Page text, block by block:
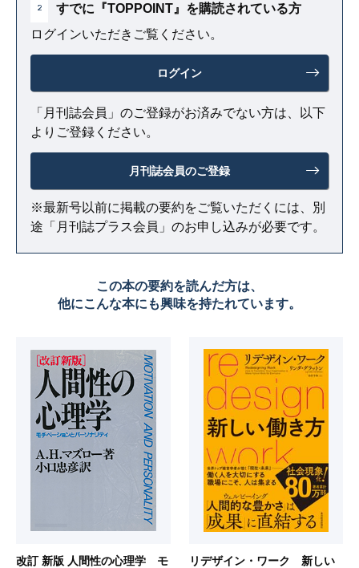
2
すでに『TOPPOINT』を購読されている方
ログインいただきご覧ください。
ログイン
「月刊誌会員」のご登録がお済みでない方は、以下
よりご登録ください。
月刊誌会員のご登録
※最新号以前に掲載の要約をご覧いただくには、別
途「月刊誌プラス会員」のお申し込みが必要です。
この本の要約を読んだ方は、
他にこんな本にも興味を持たれています。
改訂 新版 人間性の心理学 モ
リデザイン・ワーク 新しい